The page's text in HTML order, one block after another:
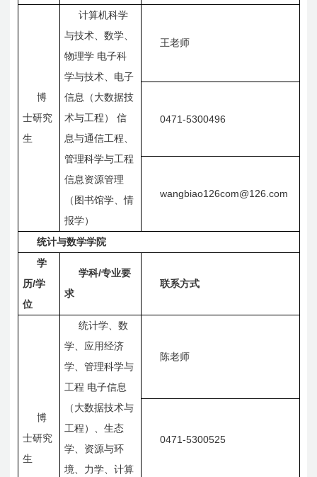
博
士研究
生
计算机科学
与技术、数学、
物理学 电子科
学与技术、电子
信息（大数据技
术与工程）
信
息与通信工程、
管理科学与工程
信息资源管理
（图书馆学、情
报学）
王老师
0471-5300496
wangbiao126com@126.com
统计与数学学院
学
历/学
位
学科/专业要
求
联系方式
博
士研究
生
统计学、数
学、应用经济
学、管理科学与
工程 电子信息
（大数据技术与
工程）、生态
学、资源与环
境、力学、计算
陈老师
0471-5300525